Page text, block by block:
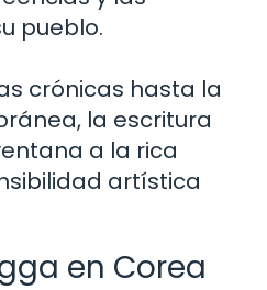
pueblo.
crónicas hasta la
la escritura
a la rica
artística
en Corea